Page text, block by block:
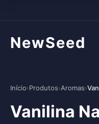
NewSeed
Início›Produtos›Aromas›
Vanilina